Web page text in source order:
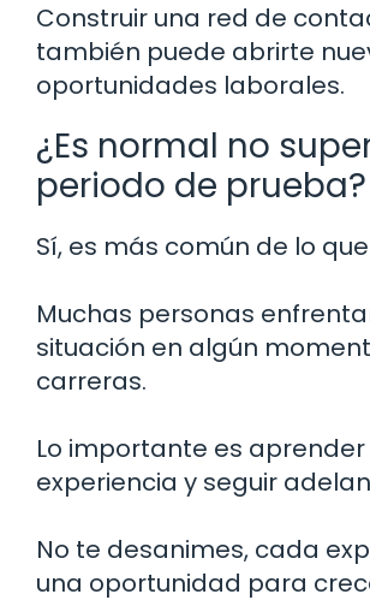
Construir una red de
también puede abrirte
oportunidades laborales.
¿Es normal no
periodo de prueba?
Sí, es más común de lo
Muchas personas
situación en algún
carreras.
Lo importante es aprender
experiencia y seguir
No te desanimes, cada
una oportunidad para